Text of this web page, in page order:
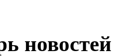
новостей